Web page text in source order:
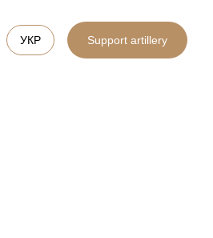
УКР Support artillery